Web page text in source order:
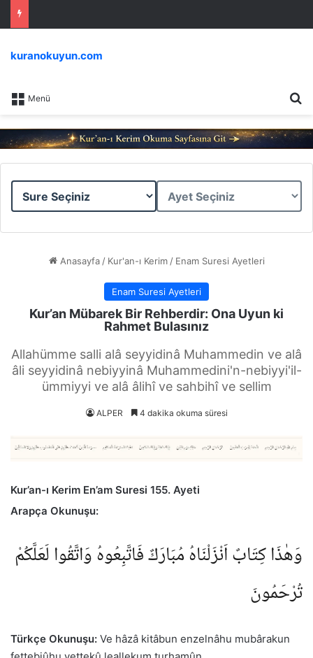
Menü
kuranokuyun.com
Sure
Ayet
Anasayfa / Kur'an-ı Kerim / Enam Suresi Ayetleri
Enam Suresi Ayetleri
Kur’an Mübarek Bir Rehberdir: Ona Uyun ki
Rahmet Bulasınız
Allahümme salli alâ seyyidinâ Muhammedin ve alâ
âli seyyidinâ nebiyyinâ Muhammedini'n-nebiyyi'il-
ümmiyyi ve alâ âlihî ve sahbihî ve sellim
ALPER 4 dakika okuma süresi
Kur’an-ı Kerim En’am Suresi 155. Ayeti
Arapça Okunuşu:
وَهٰذَا كِتَابٌ اَنْزَلْنَاهُ مُبَارَكٌ فَاتَّبِعُوهُ وَاتَّقُوا لَعَلَّكُمْ
تُرْحَمُونَ
Türkçe Okunuşu: Ve hâzâ kitâbun enzelnâhu mubârakun